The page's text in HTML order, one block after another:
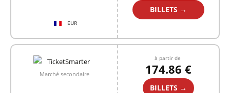
EUR
BILLETS →
Marché secondaire
à partir de
174.86 €
BILLETS →